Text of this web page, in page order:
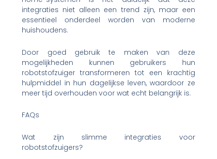
integraties niet alleen een trend zijn, maar een
essentieel onderdeel worden van moderne
huishoudens.
Door goed gebruik te maken van deze
mogelijkheden kunnen gebruikers hun
robotstofzuiger transformeren tot een krachtig
hulpmiddel in hun dagelijkse leven, waardoor ze
meer tijd overhouden voor wat echt belangrijk is.
FAQs
Wat zijn slimme integraties voor
robotstofzuigers?